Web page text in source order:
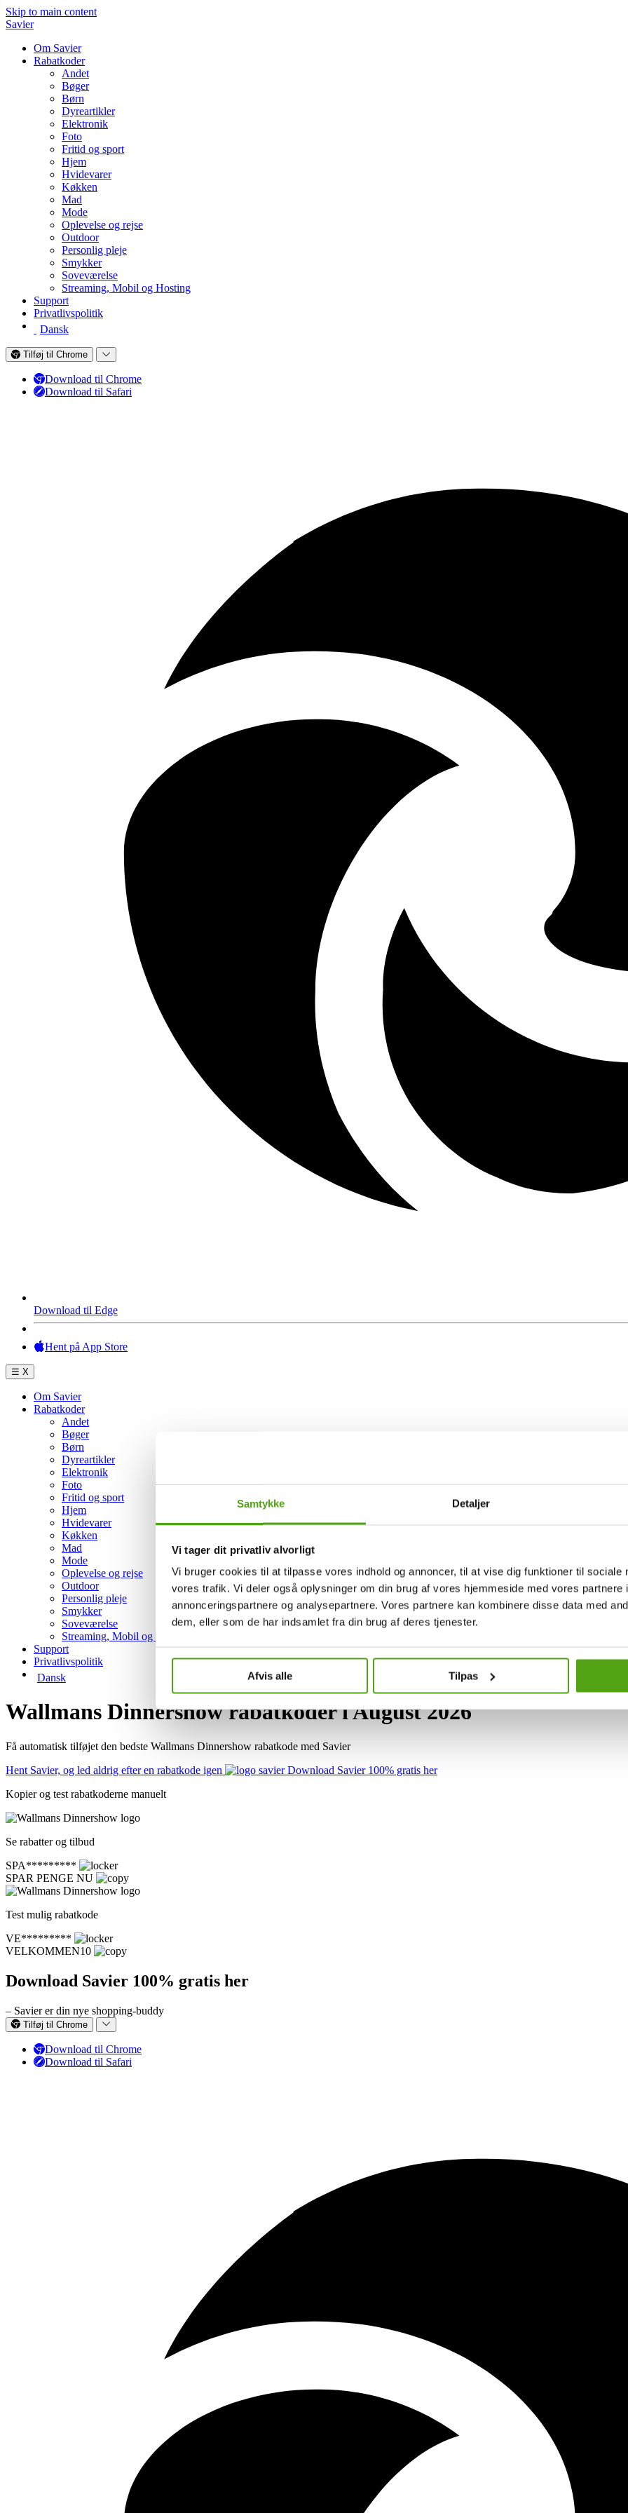
Samtykke Detaljer
Vi tager dit privatliv alvorligt
Vi bruger cookies til at tilpasse vores indhold og annoncer, til at vise dig funktioner til sociale
vores trafik. Vi deler også oplysninger om din brug af vores hjemmeside med vores partnere
annonceringspartnere og analysepartnere. Vores partnere kan kombinere disse data med
dem, eller som de har indsamlet fra din brug af deres tjenester.
Afvis alle Tilpas
Skip to main content
Savier
Om Savier
Rabatkoder
Andet
Bøger
Børn
Dyreartikler
Elektronik
Foto
Fritid og sport
Hjem
Hvidevarer
Køkken
Mad
Mode
Oplevelse og rejse
Outdoor
Personlig pleje
Smykker
Soveværelse
Streaming, Mobil og Hosting
Support
Privatlivspolitik
Dansk
Tilføj til Chrome
Download til Chrome
Download til Safari
Download til Edge
Hent på App Store
☰ X
Om Savier
Rabatkoder
Andet
Bøger
Børn
Dyreartikler
Elektronik
Foto
Fritid og sport
Hjem
Hvidevarer
Køkken
Mad
Mode
Oplevelse og rejse
Outdoor
Personlig pleje
Smykker
Soveværelse
Streaming, Mobil og Hosting
Support
Privatlivspolitik
Dansk
Wallmans Dinnershow rabatkoder i August 2026
Få automatisk tilføjet den bedste Wallmans Dinnershow rabatkode med Savier
Hent Savier, og led aldrig efter en rabatkode igen
Download Savier 100% gratis her
Kopier og test rabatkoderne manuelt
Se rabatter og tilbud
SPA*********
SPAR PENGE NU
Test mulig rabatkode
VE*********
VELKOMMEN10
Download Savier 100% gratis her
– Savier er din nye shopping-buddy
Tilføj til Chrome
Download til Chrome
Download til Safari